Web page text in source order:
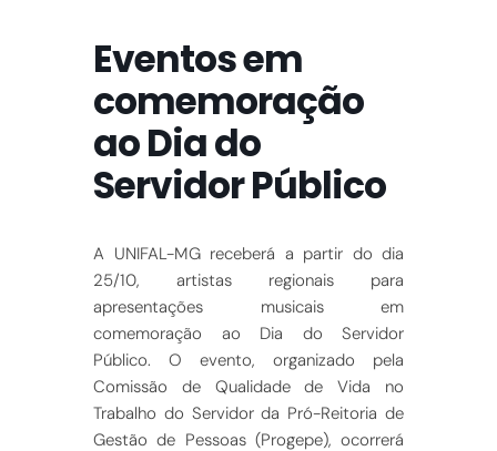
Eventos em
comemoração
ao Dia do
Servidor Público
A UNIFAL-MG receberá a partir do dia
25/10, artistas regionais para
apresentações musicais em
comemoração ao Dia do Servidor
Público. O evento, organizado pela
Comissão de Qualidade de Vida no
Trabalho do Servidor da Pró-Reitoria de
Gestão de Pessoas (Progepe), ocorrerá